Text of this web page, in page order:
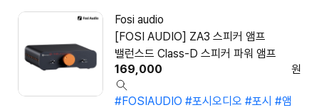
Fosi audio
[FOSI AUDIO] ZA3 스피커 앰프
밸런스드 Class-D 스피커 파워 앰프
169,000
원
#FOSIAUDIO #포시오디오 #포시 #앰